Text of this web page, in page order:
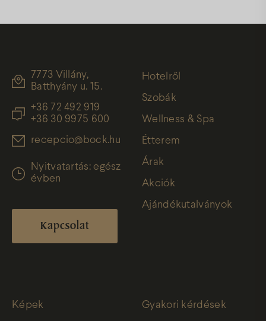
7773 Villány,
Batthyány u. 15.
+36 72 492 919
+36 30 9975 600
recepcio@bock.hu
Nyitvatartás: egész
évben
Kapcsolat
Hotelről
Szobák
Wellness & Spa
Étterem
Árak
Akciók
Ajándékutalványok
Képek Gyakori kérdések